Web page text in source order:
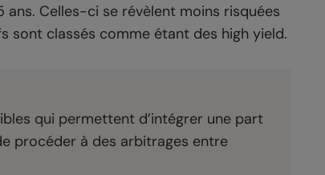
Celles-ci se révèlent moins risquées
sont classés comme étant des high yield.
qui permettent d’intégrer une part
procéder à des arbitrages entre